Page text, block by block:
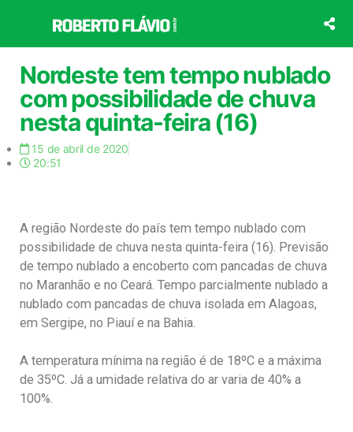
o
conteúdo
Nordeste tem tempo nublado
com possibilidade de chuva
nesta quinta-feira (16)
15 de abril de 2020
20:51
A região Nordeste do país tem tempo nublado com
possibilidade de chuva nesta quinta-feira (16). Previsão
de tempo nublado a encoberto com pancadas de chuva
no Maranhão e no Ceará. Tempo parcialmente nublado a
nublado com pancadas de chuva isolada em Alagoas,
em Sergipe, no Piauí e na Bahia.
A temperatura mínima na região é de 18ºC e a máxima
de 35ºC. Já a umidade relativa do ar varia de 40% a
100%.